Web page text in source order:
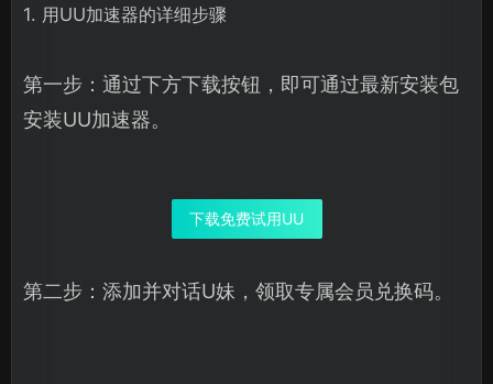
1. 用UU加速器的详细步骤
第一步：通过下方下载按钮，即可通过最新安装包
安装UU加速器。
下载免费试用UU
第二步：添加并对话U妹，领取专属会员兑换码。